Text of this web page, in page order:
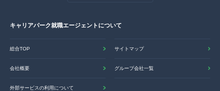
キャリアパーク就職エージェントについて
総合TOP サイトマップ
会社概要 グループ会社一覧
外部サービスの利用について